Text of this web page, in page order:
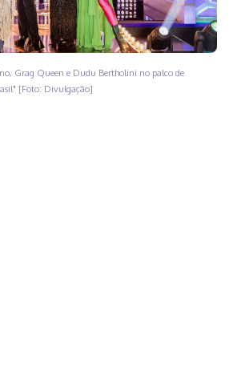
Grag Queen e Dudu Bertholini no palco de
[Foto: Divulgação]